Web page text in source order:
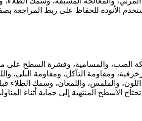
الأنودة للحفاظ على ربط المراجعة
الصب، والمسامية، وقشرة السطح على
ومقاومة التآكل، ومقاومة البلى،
والملمس، واللمعان، وسمك الطلاء
تحتاج الأسطح المنتهية إلى حماية أثناء